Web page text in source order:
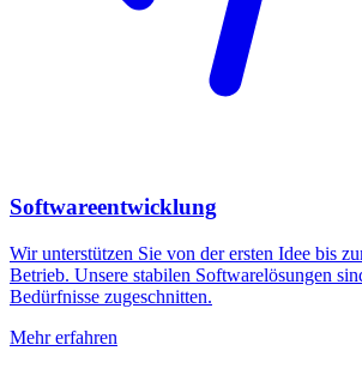
Softwareentwicklung
Wir unterstützen Sie von der ersten Idee bis
Betrieb. Unsere stabilen Softwarelösungen
Bedürfnisse zugeschnitten.
Mehr erfahren